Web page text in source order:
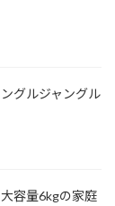
グルジャングル
容量6kgの家庭